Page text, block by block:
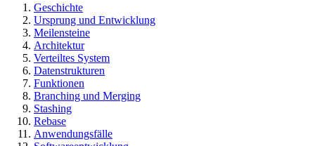
Geschichte
Ursprung und Entwicklung
Meilensteine
Architektur
Verteiltes System
Datenstrukturen
Funktionen
Branching und Merging
Stashing
Rebase
Anwendungsfälle